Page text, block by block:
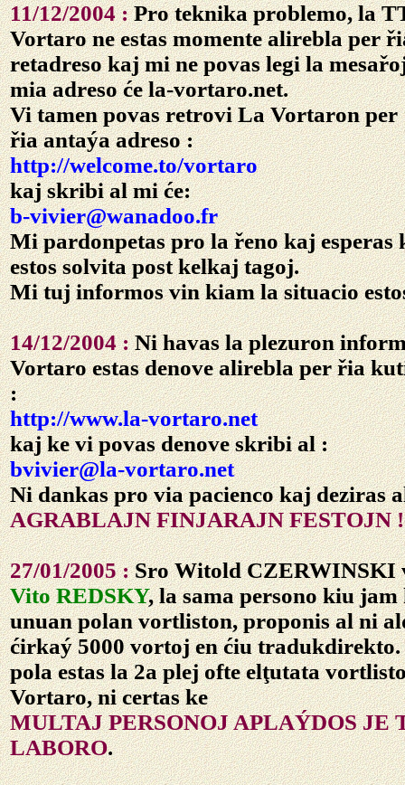
11/12/2004 :Pro teknika problemo, la
Vortaro ne estas momente alirebla per
retadreso kaj mi ne povas legi la
mia adreso će la-vortaro.net.
Vi tamen povas retrovi La Vortaron per
řia antaýa adreso :
http://welcome.to/vortaro
kaj skribi al mi će:
b-vivier@wanadoo.fr
Mi pardonpetas pro la řeno kaj esperas
estos solvita post kelkaj tagoj.
Mi tuj informos vin kiam la situacio
14/12/2004 :Ni havas la plezuron
Vortaro estas denove alirebla per řia
:
http://www.la-vortaro.net
kaj ke vi povas denove skribi al :
bvivier@la-vortaro.net
Ni dankas pro via pacienco kaj deziras
AGRABLAJN FINJARAJN FESTOJN !
27/01/2005 :Sro Witold CZERWINSKI
Vito REDSKY, la sama persono kiu
unuan polan vortliston, proponis al ni
ćirkaý 5000 vortoj en ćiu tradukdirekto.
pola estas la 2a plej ofte elţutata
Vortaro, ni certas ke
MULTAJ PERSONOJ APLAÝDOS JE
LABORO.